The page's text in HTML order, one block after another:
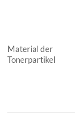
Material der
Tonerpartikel